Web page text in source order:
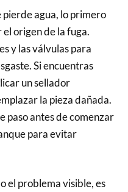
agua, lo primero
origen de la fuga.
y las válvulas para
Si encuentras
un sellador
la pieza dañada.
paso antes de comenzar
para evitar
el problema visible, es